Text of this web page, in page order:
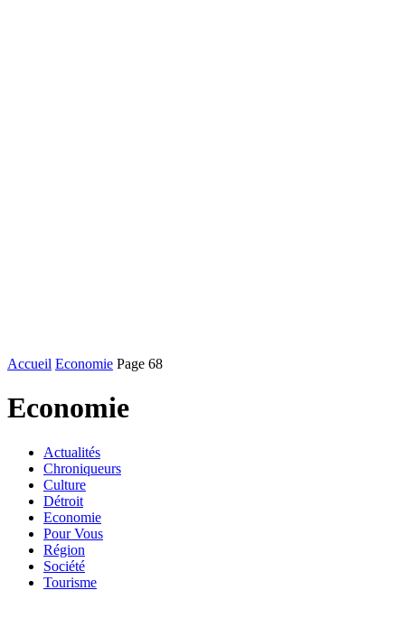
Accueil Economie Page 68
Economie
Actualités
Chroniqueurs
Culture
Détroit
Economie
Pour Vous
Région
Société
Tourisme